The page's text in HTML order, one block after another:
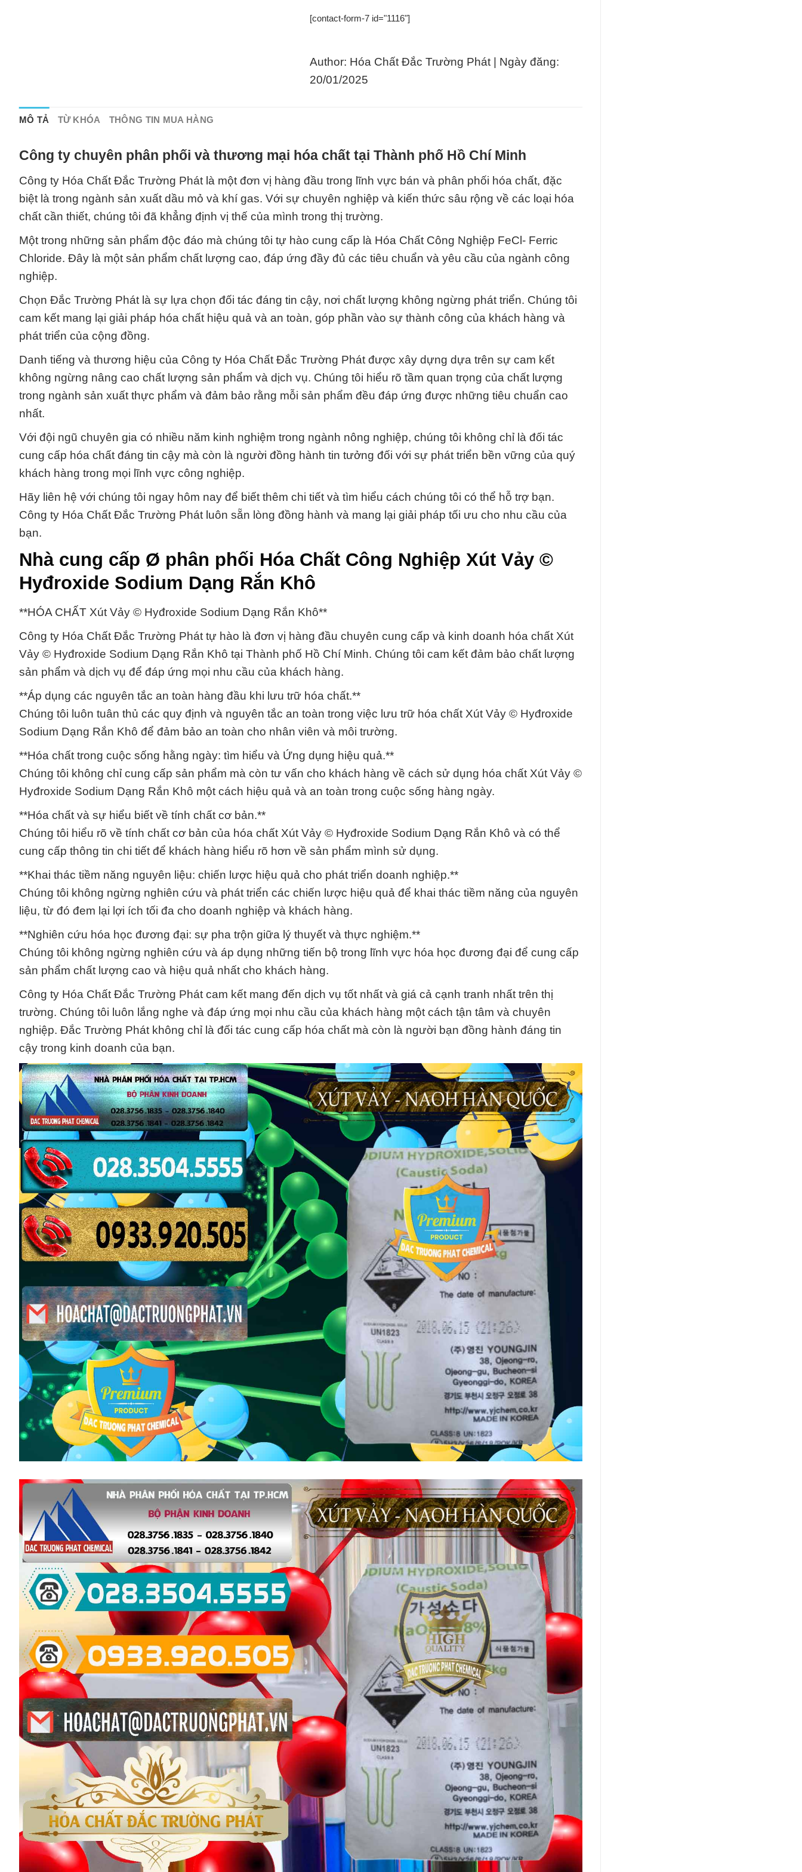
[contact-form-7 id="1116"]
Author: Hóa Chất Đắc Trường Phát | Ngày đăng:
20/01/2025
MÔ TẢ TỪ KHÓA THÔNG TIN MUA HÀNG
Công ty chuyên phân phối và thương mại hóa chất tại Thành phố Hồ Chí Minh
Công ty Hóa Chất Đắc Trường Phát là một đơn vị hàng đầu trong lĩnh vực bán và phân phối hóa chất, đặc
biệt là trong ngành sản xuất dầu mỏ và khí gas. Với sự chuyên nghiệp và kiến thức sâu rộng về các loại hóa
chất cần thiết, chúng tôi đã khẳng định vị thế của mình trong thị trường.
Một trong những sản phẩm độc đáo mà chúng tôi tự hào cung cấp là Hóa Chất Công Nghiệp FeCl- Ferric
Chloride. Đây là một sản phẩm chất lượng cao, đáp ứng đầy đủ các tiêu chuẩn và yêu cầu của ngành công
nghiệp.
Chọn Đắc Trường Phát là sự lựa chọn đối tác đáng tin cậy, nơi chất lượng không ngừng phát triển. Chúng tôi
cam kết mang lại giải pháp hóa chất hiệu quả và an toàn, góp phần vào sự thành công của khách hàng và
phát triển của cộng đồng.
Danh tiếng và thương hiệu của Công ty Hóa Chất Đắc Trường Phát được xây dựng dựa trên sự cam kết
không ngừng nâng cao chất lượng sản phẩm và dịch vụ. Chúng tôi hiểu rõ tầm quan trọng của chất lượng
trong ngành sản xuất thực phẩm và đảm bảo rằng mỗi sản phẩm đều đáp ứng được những tiêu chuẩn cao
nhất.
Với đội ngũ chuyên gia có nhiều năm kinh nghiệm trong ngành nông nghiệp, chúng tôi không chỉ là đối tác
cung cấp hóa chất đáng tin cậy mà còn là người đồng hành tin tưởng đối với sự phát triển bền vững của quý
khách hàng trong mọi lĩnh vực công nghiệp.
Hãy liên hệ với chúng tôi ngay hôm nay để biết thêm chi tiết và tìm hiểu cách chúng tôi có thể hỗ trợ bạn.
Công ty Hóa Chất Đắc Trường Phát luôn sẵn lòng đồng hành và mang lại giải pháp tối ưu cho nhu cầu của
bạn.
Nhà cung cấp Ø phân phối Hóa Chất Công Nghiệp Xút Vảy ©
Hyđroxide Sodium Dạng Rắn Khô
**HÓA CHẤT Xút Vảy © Hyđroxide Sodium Dạng Rắn Khô**
Công ty Hóa Chất Đắc Trường Phát tự hào là đơn vị hàng đầu chuyên cung cấp và kinh doanh hóa chất Xút
Vảy © Hyđroxide Sodium Dạng Rắn Khô tại Thành phố Hồ Chí Minh. Chúng tôi cam kết đảm bảo chất lượng
sản phẩm và dịch vụ để đáp ứng mọi nhu cầu của khách hàng.
**Áp dụng các nguyên tắc an toàn hàng đầu khi lưu trữ hóa chất.**
Chúng tôi luôn tuân thủ các quy định và nguyên tắc an toàn trong việc lưu trữ hóa chất Xút Vảy © Hyđroxide
Sodium Dạng Rắn Khô để đảm bảo an toàn cho nhân viên và môi trường.
**Hóa chất trong cuộc sống hằng ngày: tìm hiểu và Ứng dụng hiệu quả.**
Chúng tôi không chỉ cung cấp sản phẩm mà còn tư vấn cho khách hàng về cách sử dụng hóa chất Xút Vảy ©
Hyđroxide Sodium Dạng Rắn Khô một cách hiệu quả và an toàn trong cuộc sống hàng ngày.
**Hóa chất và sự hiểu biết về tính chất cơ bản.**
Chúng tôi hiểu rõ về tính chất cơ bản của hóa chất Xút Vảy © Hyđroxide Sodium Dạng Rắn Khô và có thể
cung cấp thông tin chi tiết để khách hàng hiểu rõ hơn về sản phẩm mình sử dụng.
**Khai thác tiềm năng nguyên liệu: chiến lược hiệu quả cho phát triển doanh nghiệp.**
Chúng tôi không ngừng nghiên cứu và phát triển các chiến lược hiệu quả để khai thác tiềm năng của nguyên
liệu, từ đó đem lại lợi ích tối đa cho doanh nghiệp và khách hàng.
**Nghiên cứu hóa học đương đại: sự pha trộn giữa lý thuyết và thực nghiệm.**
Chúng tôi không ngừng nghiên cứu và áp dụng những tiến bộ trong lĩnh vực hóa học đương đại để cung cấp
sản phẩm chất lượng cao và hiệu quả nhất cho khách hàng.
Công ty Hóa Chất Đắc Trường Phát cam kết mang đến dịch vụ tốt nhất và giá cả cạnh tranh nhất trên thị
trường. Chúng tôi luôn lắng nghe và đáp ứng mọi nhu cầu của khách hàng một cách tận tâm và chuyên
nghiệp. Đắc Trường Phát không chỉ là đối tác cung cấp hóa chất mà còn là người bạn đồng hành đáng tin
cậy trong kinh doanh của bạn.